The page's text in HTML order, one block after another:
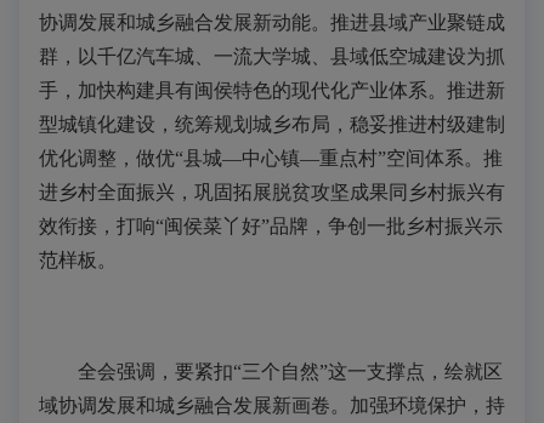
协调发展和城乡融合发展新动能。推进县域产业聚链成
群，以千亿汽车城、一流大学城、县域低空城建设为抓
手，加快构建具有闽侯特色的现代化产业体系。推进新
型城镇化建设，统筹规划城乡布局，稳妥推进村级建制
优化调整，做优“县城—中心镇—重点村”空间体系。推
进乡村全面振兴，巩固拓展脱贫攻坚成果同乡村振兴有
效衔接，打响“闽侯菜丫好”品牌，争创一批乡村振兴示
范样板。
全会强调，要紧扣“三个自然”这一支撑点，绘就区
域协调发展和城乡融合发展新画卷。加强环境保护，持